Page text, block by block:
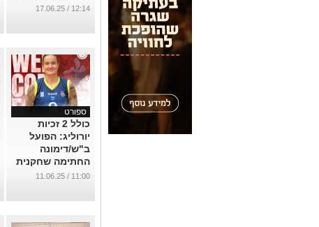
...
12:14 / 17.06.25
ספורט
כולל 2 זכיות
יורוליג: הפועל
ב"ש/דימונה
החתימה שחקנית
עם רזומה מרשים
11:00 / 11.06.25